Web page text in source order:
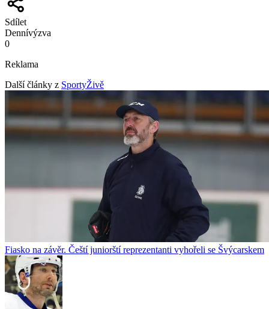
Sdílet
Dennívýzva
0
Reklama
Další články z SportyŽivě
Fiasko na závěr. Čeští juniorští reprezentanti vyhořeli se Švýcarskem